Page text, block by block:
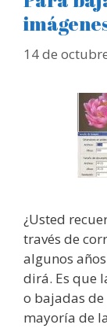
14 de
¿Usted
través de
algunos
dirá. Es que
o bajadas
mayoría de